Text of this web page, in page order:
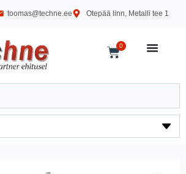
toomas@techne.ee Otepää linn, Metalli tee 1
0